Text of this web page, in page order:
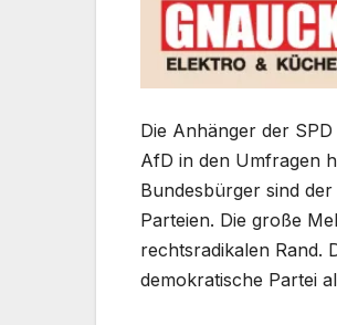
Die Anhänger der
AfD in den Umfragen
Bundesbürger sind
Parteien. Die große
rechtsradikalen Rand.
demokratische Partei